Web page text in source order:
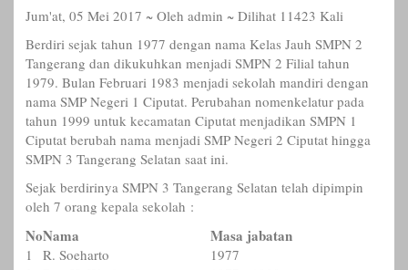
Jum'at, 05 Mei 2017 ~ Oleh admin ~ Dilihat 11423 Kali
Berdiri sejak tahun 1977 dengan nama Kelas Jauh SMPN 2
Tangerang dan dikukuhkan menjadi SMPN 2 Filial tahun
1979. Bulan Februari 1983 menjadi sekolah mandiri dengan
nama SMP Negeri 1 Ciputat. Perubahan nomenkelatur pada
tahun 1999 untuk kecamatan Ciputat menjadikan SMPN 1
Ciputat berubah nama menjadi SMP Negeri 2 Ciputat hingga
SMPN 3 Tangerang Selatan saat ini.
Sejak berdirinya SMPN 3 Tangerang Selatan telah dipimpin
oleh 7 orang kepala sekolah :
NoNama Masa jabatan
1 R. Soeharto
1977